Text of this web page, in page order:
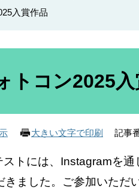
タ入賞作品
トコン2025入
大きい文字で印刷 記事
トには、Instagramを
きました。ご参加いただ